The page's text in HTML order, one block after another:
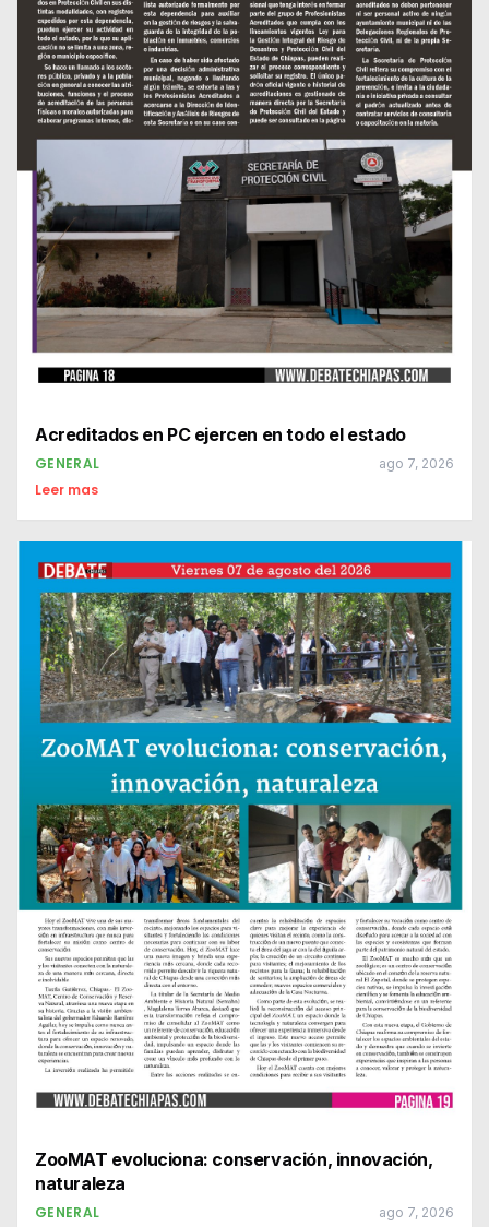
Acreditados en PC ejercen en todo el estado
GENERAL ago 7, 2026
Leer mas
ZooMAT evoluciona: conservación, innovación,
naturaleza
GENERAL ago 7, 2026